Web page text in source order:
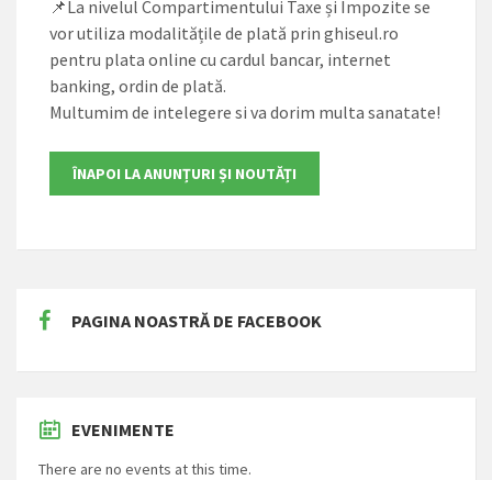
📌La nivelul Compartimentului Taxe și Impozite se
vor utiliza modalitățile de plată prin ghiseul.ro
pentru plata online cu cardul bancar, internet
banking, ordin de plată.
Multumim de intelegere si va dorim multa sanatate!
PAGINA NOASTRĂ DE FACEBOOK
EVENIMENTE
There are no events at this time.